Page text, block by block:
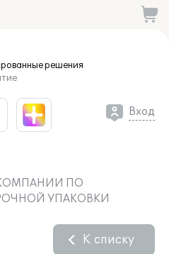
решения
Вход
КОМПАНИИ ПО
УПАКОВКИ
К списку